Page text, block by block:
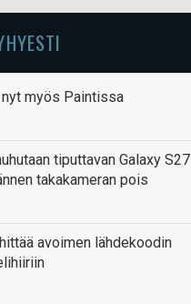
myös Paintissa
tiputtavan Galaxy S27
takakameran pois
avoimen lähdekoodin